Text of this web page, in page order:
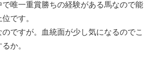
で唯一重賞勝ちの経験がある馬なので能
です。
ですが。血統面が少し気になるのでこ
か。